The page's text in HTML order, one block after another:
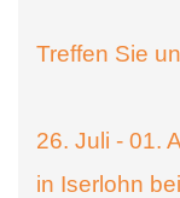
Treffen Sie
26. Juli - 01.
in Iserlohn